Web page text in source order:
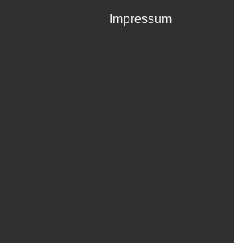
Impressum